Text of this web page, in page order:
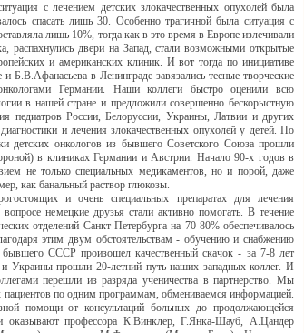
с лечением детских злокачественных опухолей была
спасать лишь 30. Особенно трагичной была ситуация с
лишь 10%, тогда как в это время в Европе излечивали
распахнулись двери на Запад, стали возможными открытые
и американских клиник. И вот тогда по инициативе
в Ленинграде завязались тесные творческие
Германии. Наши коллеги быстро оценили всю
в нашей стране и предложили совершенно бескорыстную
педиатров России, Белоруссии, Украины, Латвии и других
и лечения злокачественных опухолей у детей. По
детских онкологов из бывшего Советского Союза прошли
в клиниках Германии и Австрии. Начало 90-х годов в
не только специальных медикаментов, но и порой, даже
как банальный раствор глюкозы.
и очень специальных препаратах для лечения
немецкие друзья стали активно помогать. В течение
отделений Санкт-Петербурга на 70-80% обеспечивалось
этим двум обстоятельствам - обучению и снабжению
бывшего СССР произошел качественный скачок - за 7-8 лет
и Украины прошли 20-летний путь наших западных коллег. И
перешли из разряда ученичества в партнерство. Мы
по одним программам, обмениваемся информацией.
помощи от консультаций больных до продолжающейся
оказывают профессора К.Винклер, Г.Янка-Шауб, А.Цандер